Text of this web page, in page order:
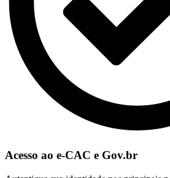
Acesso ao e-CAC e Gov.br